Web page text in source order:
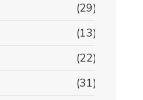
(29)
(13)
(22)
(31)